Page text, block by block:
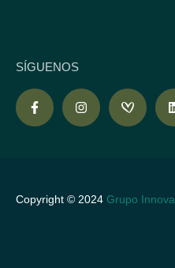
SÍGUENOS
Copyright © 2024 Grupo Innova